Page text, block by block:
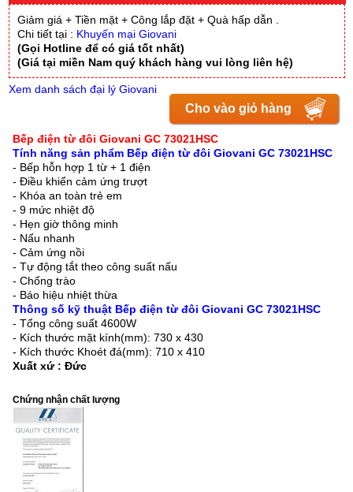
Giảm giá + Tiền mặt + Công lắp đặt + Quà hấp dẫn .
Chi tiết tại : Khuyến mại Giovani
(Gọi Hotline để có giá tốt nhất)
(Giá tại miền Nam quý khách hàng vui lòng liên hệ)
Cho vào giỏ hàng
Xem danh sách đại lý Giovani
Bếp điện từ đôi Giovani GC 73021HSC
Tính năng sản phẩm Bếp điện từ đôi Giovani GC 73021HSC
- Bếp hỗn hợp 1 từ + 1 điện
- Điều khiển cảm ứng trượt
- Khóa an toàn trẻ em
- 9 mức nhiệt độ
- Hẹn giờ thông minh
- Nấu nhanh
- Cảm ứng nồi
- Tự động tắt theo công suất nấu
- Chống trào
- Báo hiệu nhiệt thừa
Thông số kỹ thuật Bếp điện từ đôi Giovani GC 73021HSC
- Tổng công suất 4600W
- Kích thước mặt kính(mm): 730 x 430
- Kích thước Khoét đá(mm): 710 x 410
Xuất xứ : Đức
Chứng nhận chất lượng